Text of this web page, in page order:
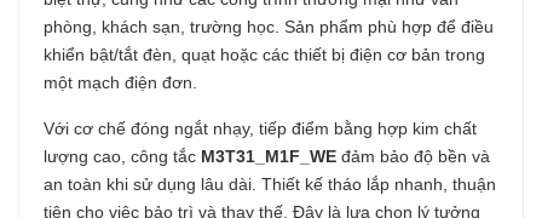
phòng, khách sạn, trường học. Sản phẩm phù hợp để điều
khiển bật/tắt đèn, quạt hoặc các thiết bị điện cơ bản trong
một mạch điện đơn.
Với cơ chế đóng ngắt nhạy, tiếp điểm bằng hợp kim chất
lượng cao, công tắc M3T31_M1F_WE đảm bảo độ bền và
an toàn khi sử dụng lâu dài. Thiết kế tháo lắp nhanh, thuận
tiện cho việc bảo trì và thay thế. Đây là lựa chọn lý tưởng